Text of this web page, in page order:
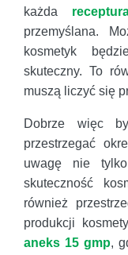
każda
przemyślana.
kosmetyk
skuteczny. To
muszą liczyć się
Dobrze więc
przestrzegać
uwagę nie
skuteczność
również
produkcji
aneks 15 gmp,